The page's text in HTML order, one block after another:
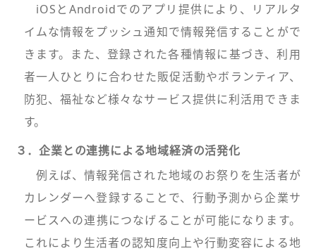
iOSとAndroidでのアプリ提供により、リアルタ
イムな情報をプッシュ通知で情報発信することがで
きます。また、登録された各種情報に基づき、利用
者一人ひとりに合わせた販促活動やボランティア、
防犯、福祉など様々なサービス提供に利活用できま
す。
３．企業との連携による地域経済の活発化
例えば、情報発信された地域のお祭りを生活者が
カレンダーへ登録することで、行動予測から企業サ
ービスへの連携につなげることが可能になります。
これにより生活者の認知度向上や行動変容による地